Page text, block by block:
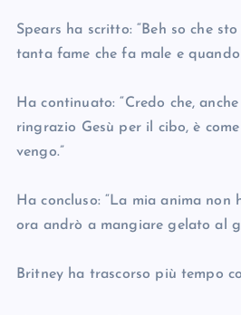
Spears ha scritto: “Beh so che
tanta fame che fa male e
Ha continuato: “Credo che,
ringrazio Gesù per il cibo, è
vengo.”
Ha concluso: “La mia anima
ora andrò a mangiare gelato al
Britney ha trascorso più tempo